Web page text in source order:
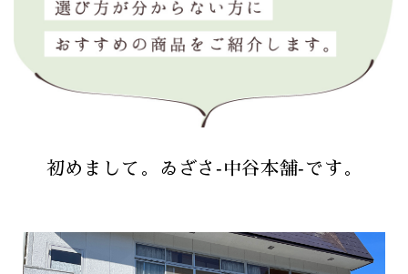
初めまして。ゐざさ‐中谷本舗‐です。